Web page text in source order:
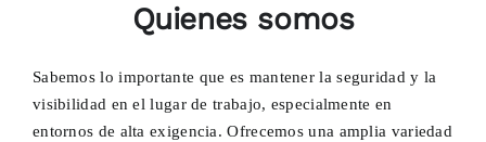
Quienes somos
Sabemos lo importante que es mantener la seguridad y la
visibilidad en el lugar de trabajo, especialmente en
entornos de alta exigencia. Ofrecemos una amplia variedad